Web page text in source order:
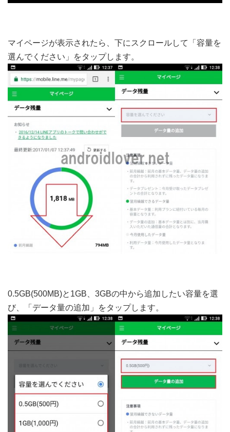
マイページが表示されたら、下にスクロールして「容量を
選んでください」をタップします。
0.5GB(500MB)と1GB、3GBの中から追加したい容量を選
び、「データ量の追加」をタップします。